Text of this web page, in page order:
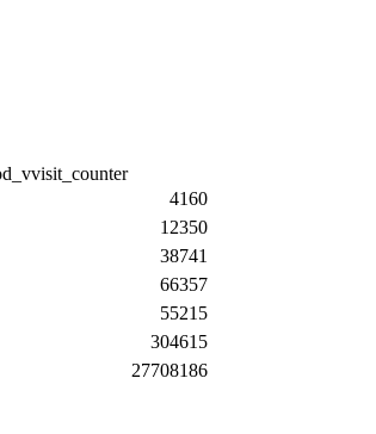
4160
12350
38741
66357
55215
304615
27708186